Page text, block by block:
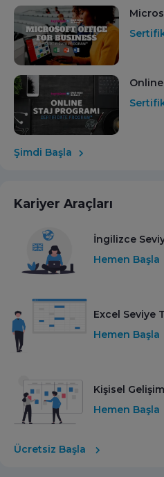
Şimdi Başla
Kariyer Araçları
İngilizce
Hemen Başla
Excel Seviye
Hemen Başla
Kişisel
Hemen Başla
Ücretsiz Başla